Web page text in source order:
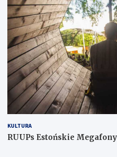
KULTURA
RUUPs Estońskie